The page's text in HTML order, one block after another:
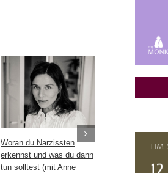
Woran du Narzissten
erkennst und was du dann
tun solltest (mit Anne
Mut finden
(mit Tamara